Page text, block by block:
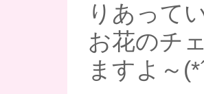
りあって
お花のチ
ますよ～